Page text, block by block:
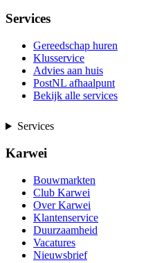
Services
Gereedschap huren
Klusservice
Advies aan huis
PostNL afhaalpunt
Bekijk alle services
Services
Karwei
Bouwmarkten
Club Karwei
Over Karwei
Klantenservice
Duurzaamheid
Vacatures
Nieuwsbrief